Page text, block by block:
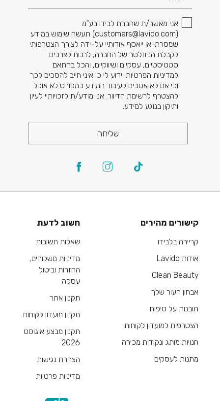
אני מאשר/ת שחברת לבידו בע"מ
(
customers@lavido.com) תעשה שימוש במידע
שמסרתי או ייאסף אודותיי על-ידה לצורך הצטרפותי
לקבלת הניוזלטר של החברה, לרבות לצרכים
סטטיסטיים, עסקיים ושיווקיים, והכל בהתאם
למדיניות הפרטיות. ידוע לי כי איני חייב להסכים לכך
וכי אם לא אסכים לעיבוד המידע כמפורט לא אוכל
להצטרף לרשימת הדיוור. אני מודע/ת לזכויותיי לעיון
ותיקון בנוגע למידע.
שליחה
קישורים מהירים
קריירה בלבידו
אודות Lavido
Clean Beauty
אבחון העור שלך
תובנות על טיפוח
הצטרפות למועדון לקוחות
חנויות מותג ונקודות מכירה
מתנות לעסקים
חשוב לדעת
שאלות תשובות
מדיניות משלוחים,
החזרות וביטול
עסקה
תקנון אתר
תקנון מועדון לקוחות
תקנון מבצע אוגוסט
2026
הצהרת נגישות
מדיניות פרטיות